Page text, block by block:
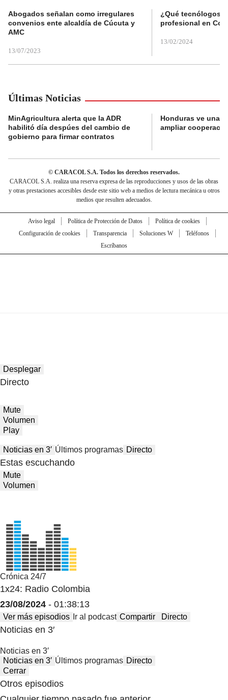
Abogados señalan como irregulares
convenios ente alcaldía de Cúcuta y
AMC
13/07/2023
¿Qué tecnólogos
profesional en
13/02/2024
Últimas Noticias
MinAgricultura alerta que la ADR
habilitó día despúes del cambio de
gobierno para firmar contratos
Honduras ve una
ampliar
© CARACOL S.A. Todos los derechos reservados.
CARACOL S.A. realiza una reserva expresa de las reproducciones y usos de las obras
y otras prestaciones accesibles desde este sitio web a medios de lectura mecánica u otros
medios que resulten adecuados.
Aviso legal Política de Protección de Datos
Política de cookies
Configuración de cookies
Transparencia Soluciones W
Teléfonos
Escríbanos
Desplegar
Directo
Mute
Volumen
Play
Noticias en 3′ Últimos programas Directo
Estas escuchando
Mute
Volumen
Crónica 24/7
1x24: Radio Colombia
23/08/2024 - 01:38:13
Ver más episodios Ir al podcast Compartir Directo
Noticias en 3′
Noticias en 3′
Noticias en 3′ Últimos programas Directo
Cerrar
Otros episodios